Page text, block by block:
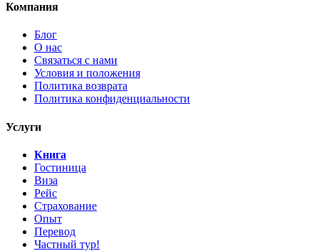
Компания
Блог
О нас
Связаться с нами
Условия и положения
Политика возврата
Политика конфиденциальности
Услуги
Книга
Гостиница
Виза
Рейс
Страхование
Опыт
Перевод
Частный тур!